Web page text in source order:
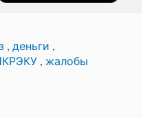
, деньги ,
, жалобы